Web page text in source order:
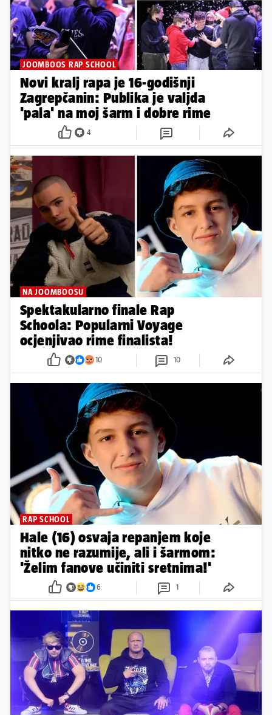
JOOMBOOS RAP SCHOOL
Novi kralj rapa je 16-godišnji
Zagrepčanin: Publika je valjda
'pala' na moj šarm i dobre rime
4
NA JOOMBOOSU
Spektakularno finale Rap
Schoola: Popularni Voyage
ocjenjivao rime finalista!
10 10
RAP SCHOOL
Hale (16) osvaja repanjem koje
nitko ne razumije, ali i šarmom:
'Želim fanove učiniti sretnima!'
6 1